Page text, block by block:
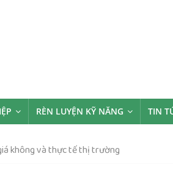
RÈN LUYỆN KỸ NĂNG TIN
không và thực tế thị trường